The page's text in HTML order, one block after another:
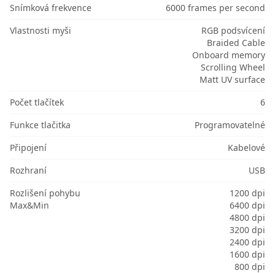
Snímková frekvence
6000 frames per second
Vlastnosti myši
RGB podsvícení
Braided Cable
Onboard memory
Scrolling Wheel
Matt UV surface
Počet tlačítek
6
Funkce tlačitka
Programovatelné
Připojení
Kabelové
Rozhraní
USB
Rozlišení pohybu
Max&Min
1200 dpi
6400 dpi
4800 dpi
3200 dpi
2400 dpi
1600 dpi
800 dpi